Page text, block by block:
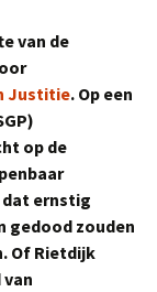
van de
Justitie. Op een
op de
ernstig
gedood zouden
OfRietdijk